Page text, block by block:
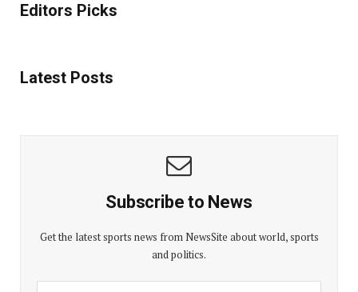
Editors Picks
Latest Posts
Subscribe to News
Get the latest sports news from NewsSite about world, sports
and politics.